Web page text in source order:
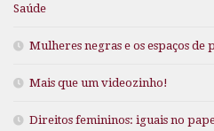
Saúde
Mulheres negras e os espaços de
Mais que um videozinho!
Direitos femininos: iguais no